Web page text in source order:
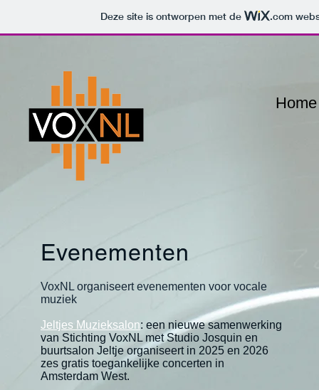
Deze site is ontworpen met de .com
Home
Evenementen
VoxNL organiseert evenementen voor vocale
muziek
Jeltjes Muzieksalon: een nieuwe samenwerking
van Stichting VoxNL met Studio Josquin en
buurtsalon Jeltje organiseert in 2025 en 2026
zes gratis toegankelijke concerten in
Amsterdam West.